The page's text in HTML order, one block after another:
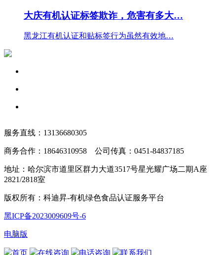
大庆有机认证标签欺诈，危害有多大…
黑龙江有机认证和贴标签行为虽然有效地…
服务直线：13136680305
商务合作：18646310958 公司传真：0451-84837185
地址：哈尔滨市道里区群力大道3517号星光耀广场二期A座
2821/2818室
版权所有：科迪昇-有机绿色食品认证服务平台
黑ICP备2023009609号-6
电脑版
首页 在线咨询 电话咨询 联系我们